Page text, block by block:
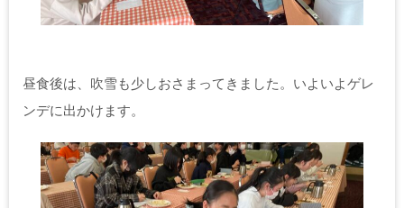
昼食後は、吹雪も少しおさまってきました。いよいよゲレ
ンデに出かけます。